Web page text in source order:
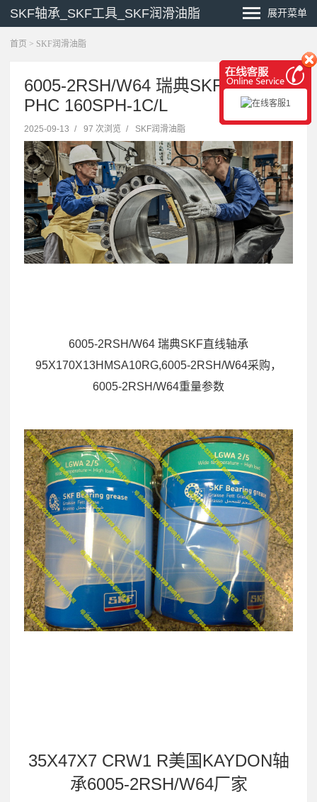
SKF轴承_SKF工具_SKF润滑油脂 展开菜单
首页 > SKF润滑油脂
6005-2RSH/W64 瑞典SKF直线轴承
PHC 160SPH-1C/L
2025-09-13 / 97 次浏览 / SKF润滑油脂
6005-2RSH/W64 瑞典SKF直线轴承
95X170X13HMSA10RG,6005-2RSH/W64采购，
6005-2RSH/W64重量参数
35X47X7 CRW1 R美国KAYDON轴
承6005-2RSH/W64厂家